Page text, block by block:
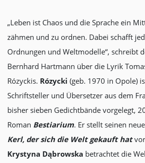
„Leben ist Chaos und die Sprache ein
zähmen und zu ordnen. Dabei schafft
Ordnungen und Weltmodelle“, schreibt
Bernhard Hartmann über die Lyrik
Rózyckis. Rózycki (geb. 1970 in Opole)
Schriftsteller und Übersetzer aus dem
bisher sieben Gedichtbände vorgelegt,
Roman Bestiarium. Er stellt seinen
Kerl, der sich die Welt gekauft hat
Krystyna Dąbrowska betrachtet die